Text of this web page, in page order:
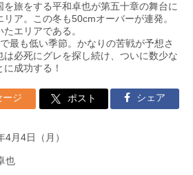
旅をする平和卓也が第五十章の舞台に
ア。この冬も50cmオーバーが連発。
エリアである。
最も低い季節。かなりの苦戦が予想さ
必死にグレを探し続け、ついに数少な
成功する！
ージ ポスト シェア
4月4日（月）
也